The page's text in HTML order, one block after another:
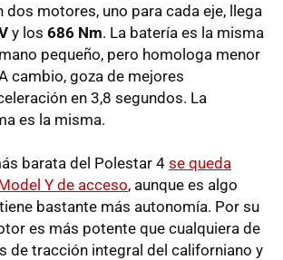
dos motores, uno para cada eje, llega
y los 686 Nm. La batería es la misma
pequeño, pero homologa menor
cambio, goza de mejores
en 3,8 segundos. La
es la misma.
barata del Polestar 4 se queda
Y de acceso, aunque es algo
bastante más autonomía. Por su
es más potente que cualquiera de
de tracción integral del californiano y